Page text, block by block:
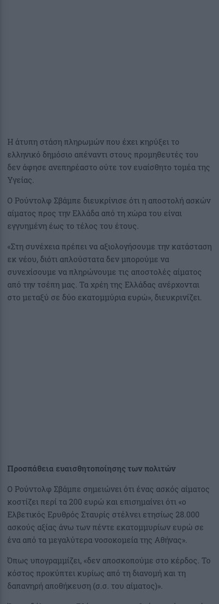
Η άτυπη στάση πληρωμών που έχει κηρύξει το
ελληνικό δημόσιο απέναντι στους προμηθευτές του
δεν άφησε ανεπηρέαστο ούτε τον ευαίσθητο τομέα της
Υγείας.
Ο Ρούντολφ Σβάμπε διευκρίνισε ότι η αποστολή ασκών
αίματος προς την Ελλάδα από τη χώρα του είναι
εγγυημένη έως το τέλος του έτους.
«Στη συνέχεια πρέπει να αξιολογήσουμε την κατάσταση
εκ νέου, διότι απλούστατα δεν μπορούμε να
συνεχίσουμε να πληρώνουμε τις αποστολές αίματος
από την τσέπη μας. Τα χρέη της Ελλάδας ανέρχονται
στο μεταξύ σε δύο εκατομμύρια ευρώ», διευκρινίζει.
Προσπάθεια ευαισθητοποίησης των πολιτών
Ο Ρούντολφ Σβάμπε σημειώνει ότι ένας ασκός αίματος
κοστίζει περί τα 200 ευρώ και επισημαίνει ότι «ο
Ελβετικός Ερυθρός Σταυρίς στέλνει ετησίως 28.000
ασκούς αξίας άνω των πέντε εκατομμυρίων ευρώ σε
ένα από τα μεγαλύτερα νοσοκομεία της Αθήνας».
Όπως υπογραμμίζει, «δεν αποσκοπούμε στο κέρδος. Το
κόστος προκύπτει κυρίως από τη διανομή και τη
δαπανηρή αποθήκευση (σ.σ. του αίματος)».